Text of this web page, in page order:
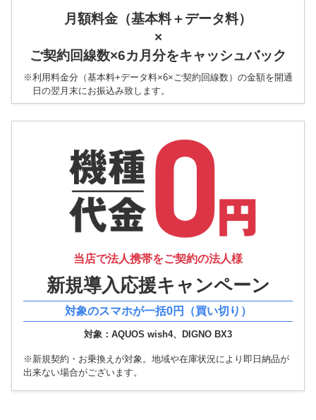
月額料金（基本料＋データ料）
×
ご契約回線数×6カ月分をキャッシュバック
※利用料金分（基本料+データ料×6×ご契約回線数）の金額を開通
日の翌月末にお振込み致します。
当店で法人携帯をご契約の法人様
新規導入応援キャンペーン
対象のスマホが一括0円（買い切り）
対象：AQUOS wish4、DIGNO BX3
※新規契約・お乗換えが対象。地域や在庫状況により即日納品が
出来ない場合がございます。